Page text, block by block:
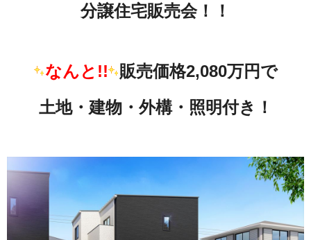
分譲住宅販売会！！
なんと!!
販売価格2,080万円で
土地・建物・外構・照明付き！